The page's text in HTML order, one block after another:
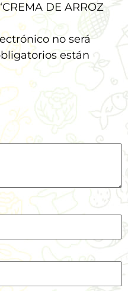
DE ARROZ
no será
están